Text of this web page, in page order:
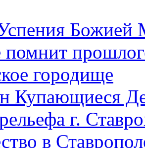
Божией
помнит
городище
Купающиеся
г.
в